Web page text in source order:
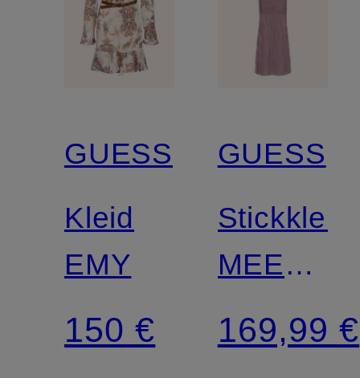
GUESS
Kleid
EMY
150 €
GUESS
Stickkleid
MEENA
mit
169,99 €